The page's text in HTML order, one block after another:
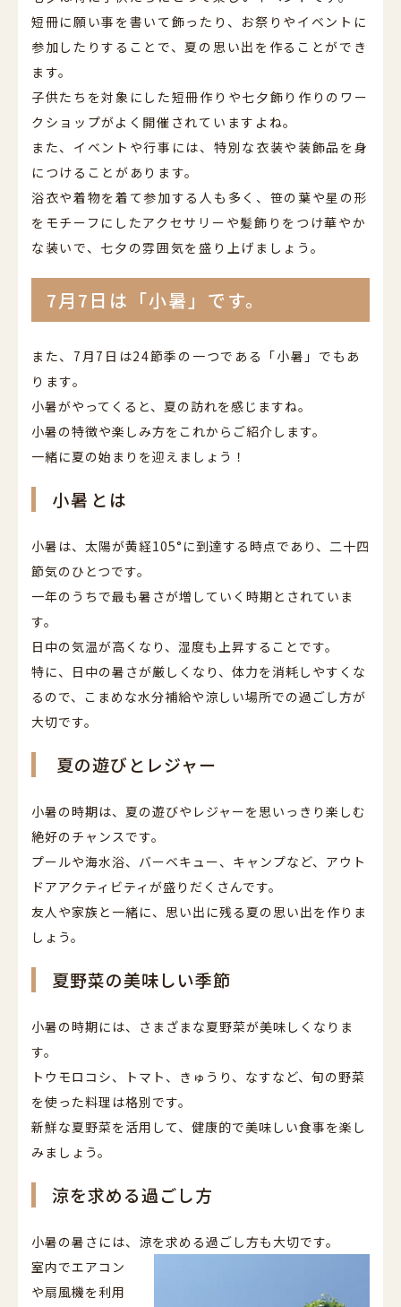
短冊に願い事を書いて飾ったり、お祭りやイベントに
参加したりすることで、夏の思い出を作ることができ
ます。
子供たちを対象にした短冊作りや七夕飾り作りのワー
クショップがよく開催されていますよね。
また、イベントや行事には、特別な衣装や装飾品を身
につけることがあります。
浴衣や着物を着て参加する人も多く、笹の葉や星の形
をモチーフにしたアクセサリーや髪飾りをつけ華やか
な装いで、七夕の雰囲気を盛り上げましょう。
7月7日は「小暑」です。
また、7月7日は24節季の一つである「小暑」でもあ
ります。
小暑がやってくると、夏の訪れを感じますね。
小暑の特徴や楽しみ方をこれからご紹介します。
一緒に夏の始まりを迎えましょう！
小暑とは
小暑は、太陽が黄経105°に到達する時点であり、二十四
節気のひとつです。
一年のうちで最も暑さが増していく時期とされていま
す。
日中の気温が高くなり、湿度も上昇することです。
特に、日中の暑さが厳しくなり、体力を消耗しやすくな
るので、こまめな水分補給や涼しい場所での過ごし方が
大切です。
夏の遊びとレジャー
小暑の時期は、夏の遊びやレジャーを思いっきり楽しむ
絶好のチャンスです。
プールや海水浴、バーベキュー、キャンプなど、アウト
ドアアクティビティが盛りだくさんです。
友人や家族と一緒に、思い出に残る夏の思い出を作りま
しょう。
夏野菜の美味しい季節
小暑の時期には、さまざまな夏野菜が美味しくなりま
す。
トウモロコシ、トマト、きゅうり、なすなど、旬の野菜
を使った料理は格別です。
新鮮な夏野菜を活用して、健康的で美味しい食事を楽し
みましょう。
涼を求める過ごし方
小暑の暑さには、涼を求める過ごし方も大切です。
室内でエアコン
や扇風機を利用